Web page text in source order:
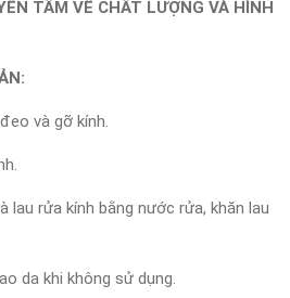
TÂM VÊ CHẤT LƯỢNG VÀ HÌNH
và gỡ kính.
lau rửa kính bằng nước rửa, khăn lau
da khi không sử dụng.